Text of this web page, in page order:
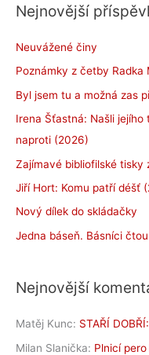
Nejnovější
Neuvážené činy
Poznámky z četby Radka
Byl jsem tu a možná zas
Irena Šťastná: Našli
naproti (2026)
Zajímavé bibliofilské tisky
Jiří Hort: Komu patří déšť
Nový dílek do skládačky
Jedna báseň. Básníci
Nejnovější
Matěj Kunc: STAŘÍ
Milan Slanička: Plnicí